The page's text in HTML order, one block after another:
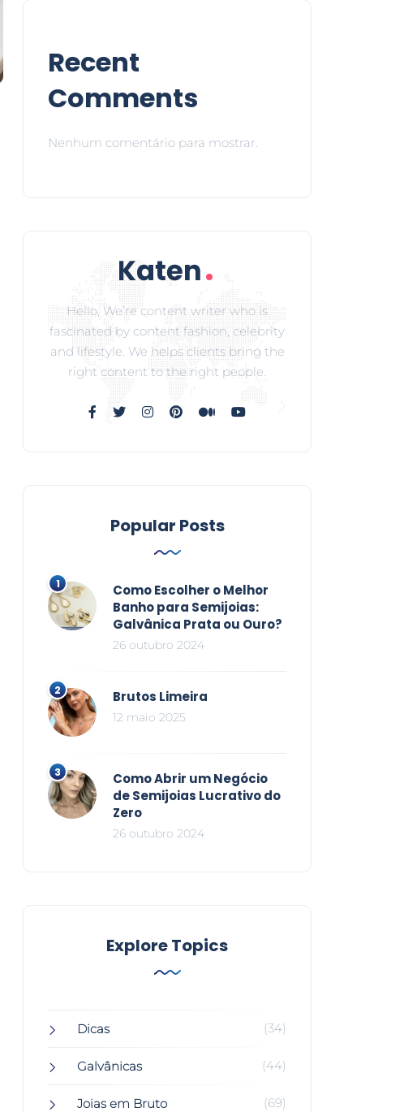
Recent
Comments
Nenhum comentário para mostrar.
Hello, We’re content writer who is
fascinated by content fashion, celebrity
and lifestyle. We helps clients bring the
right content to the right people.
Popular Posts
Como Escolher o Melhor
Banho para Semijoias:
Galvânica Prata ou Ouro?
26 outubro 2024
Brutos Limeira
12 maio 2025
Como Abrir um Negócio
de Semijoias Lucrativo do
Zero
26 outubro 2024
Explore Topics
Dicas (34)
Galvânicas (44)
Joias em Bruto (69)